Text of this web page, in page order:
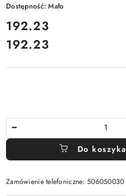
Dostępność:Mało
cena:
192.23
Cena:
192.23
Do koszyka
Zamówienie telefoniczne: 506050030